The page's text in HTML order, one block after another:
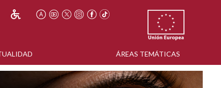
ÁREAS TEMÁTICAS